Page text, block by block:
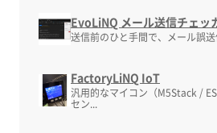
EvoLiNQ メール送信チェッ
送信前のひと手間で、メール誤送
FactoryLiNQ IoT
汎用的なマイコン（M5Stack /
セン...